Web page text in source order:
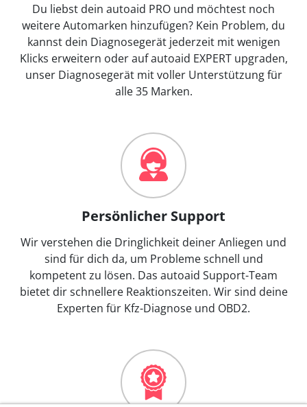
Du liebst dein autoaid PRO und möchtest noch
weitere Automarken hinzufügen? Kein Problem, du
kannst dein Diagnosegerät jederzeit mit wenigen
Klicks erweitern oder auf autoaid EXPERT upgraden,
unser Diagnosegerät mit voller Unterstützung für
alle 35 Marken.
Persönlicher Support
Wir verstehen die Dringlichkeit deiner Anliegen und
sind für dich da, um Probleme schnell und
kompetent zu lösen. Das autoaid Support-Team
bietet dir schnellere Reaktionszeiten. Wir sind deine
Experten für Kfz-Diagnose und OBD2.